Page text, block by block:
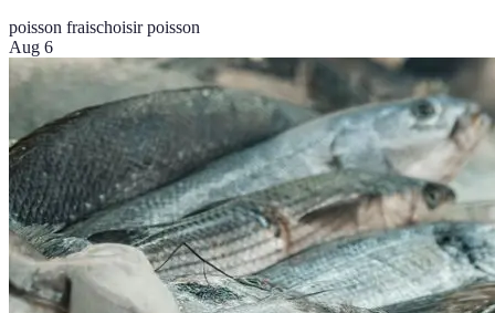
poisson fraischoisir poisson
Aug 6